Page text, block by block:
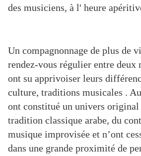
des musiciens, à l' heure
Un compagnonnage de plus de
rendez-vous régulier entre deux
ont su apprivoiser leurs
culture, traditions musicales .
ont constitué un univers
tradition classique arabe, du
musique improvisée et n’ont
dans une grande proximité de